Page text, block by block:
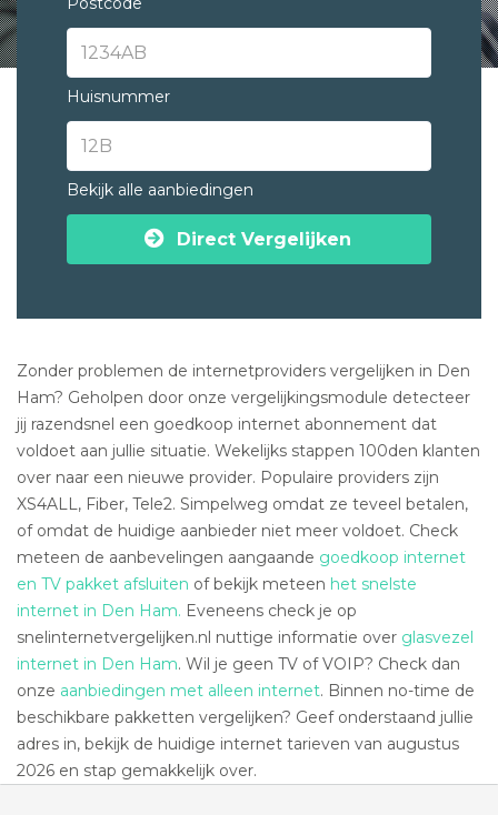
Huisnummer
Bekijk alle aanbiedingen
Direct Vergelijken
Zonder problemen de internetproviders vergelijken in Den
Ham? Geholpen door onze vergelijkingsmodule detecteer
jij razendsnel een goedkoop internet abonnement dat
voldoet aan jullie situatie. Wekelijks stappen 100den klanten
over naar een nieuwe provider. Populaire providers zijn
XS4ALL, Fiber, Tele2. Simpelweg omdat ze teveel betalen,
of omdat de huidige aanbieder niet meer voldoet. Check
meteen de aanbevelingen aangaande goedkoop internet
en TV pakket afsluiten of bekijk meteen het snelste
internet in Den Ham. Eveneens check je op
snelinternetvergelijken.nl nuttige informatie over glasvezel
internet in Den Ham. Wil je geen TV of VOIP? Check dan
onze aanbiedingen met alleen internet. Binnen no-time de
beschikbare pakketten vergelijken? Geef onderstaand jullie
adres in, bekijk de huidige internet tarieven van augustus
2026 en stap gemakkelijk over.